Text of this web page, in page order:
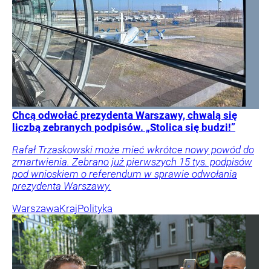
Chcą odwołać prezydenta Warszawy, chwalą się
liczbą zebranych podpisów. „Stolica się budzi!”
Rafał Trzaskowski może mieć wkrótce nowy powód do
zmartwienia. Zebrano już pierwszych 15 tys. podpisów
pod wnioskiem o referendum w sprawie odwołania
prezydenta Warszawy.
WarszawaKrajPolityka